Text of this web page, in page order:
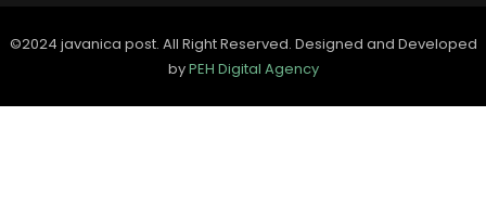
©2024 javanica post. All Right Reserved. Designed and Developed
byPEH Digital Agency